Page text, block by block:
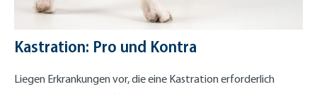
Kastration: Pro und Kontra
Liegen Erkrankungen vor, die eine Kastration erforderlich